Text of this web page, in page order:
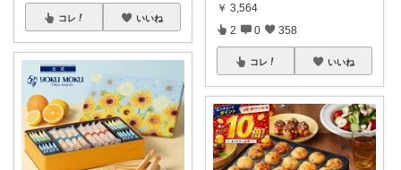
コレ いいね
￥ 3,564
2 0 358
コレ いいね